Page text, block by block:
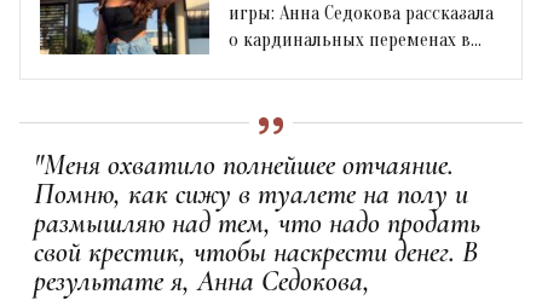
игры: Анна Седокова рассказала
о кардинальных переменах в
"Меня охватило полнейшее отчаяние.
Помню, как сижу в туалете на полу и
размышляю над тем, что надо продать
свой крестик, чтобы наскрести денег. В
результате я, Анна Седокова,